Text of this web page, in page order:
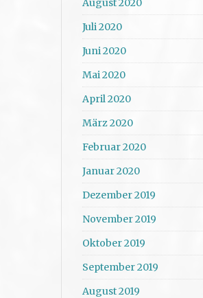
Juli 2020
Juni 2020
Mai 2020
April 2020
März 2020
Februar 2020
Januar 2020
Dezember 2019
November 2019
Oktober 2019
September 2019
August 2019